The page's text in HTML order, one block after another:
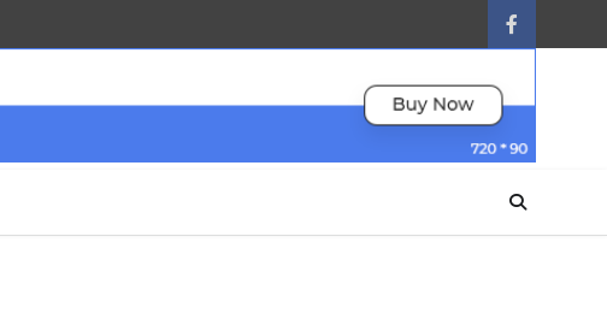
facebook